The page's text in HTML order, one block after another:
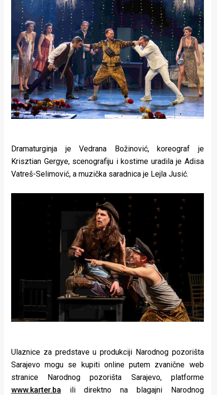
Dramaturginja je Vedrana Božinović, koreograf je
Krisztian Gergye, scenografiju i kostime uradila je Adisa
Vatreš-Selimović, a muzička saradnica je Lejla Jusić.
Ulaznice za predstave u produkciji Narodnog pozorišta
Sarajevo mogu se kupiti online putem zvanične web
stranice Narodnog pozorišta Sarajevo, platforme
www.karter.ba ili direktno na blagajni Narodnog